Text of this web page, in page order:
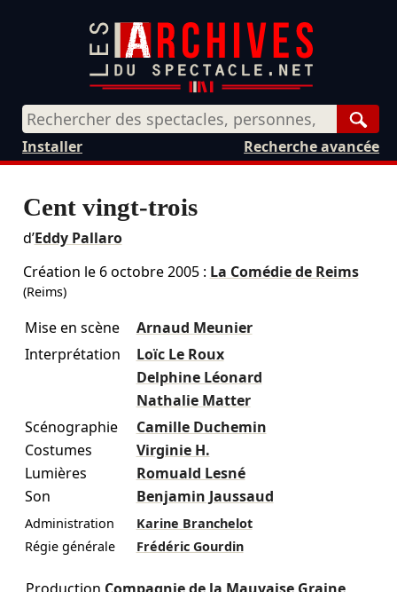
Recherche avancée
Installer
Cent vingt-trois
d’Eddy Pallaro
Création le 6 octobre 2005: La Comédie de Reims
(Reims)
Mise en scène
Arnaud Meunier
Interprétation
Loïc Le Roux
Delphine Léonard
Nathalie Matter
Scénographie
Camille Duchemin
Costumes
Virginie H.
Lumières
Romuald Lesné
Son
Benjamin Jaussaud
Administration
Karine Branchelot
Régie générale
Frédéric Gourdin
Production Compagnie de la Mauvaise Graine